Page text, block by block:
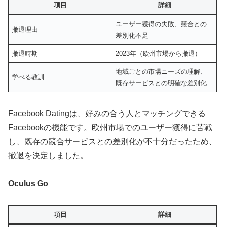
項目 詳細
撤退理由
ユーザー獲得の失敗、競合との
差別化不足
撤退時期 2023年（欧州市場から撤退）
学べる教訓
地域ごとの市場ニーズの理解、
既存サービスとの明確な差別化
Facebook Datingは、好みの合う人とマッチングできる
Facebookの機能です。欧州市場でのユーザー獲得に苦戦
し、既存の競合サービスとの差別化が不十分だったため、
撤退を決定しました。
Oculus Go
項目 詳細